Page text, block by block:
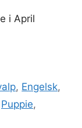
i April
, Engelsk,
Puppie,